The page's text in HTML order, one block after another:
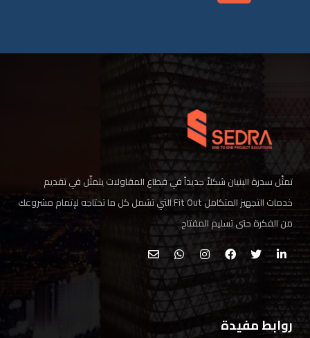
تمثّل سدرة البنيان شكلاً جديداً في قطاع المقاولات يتمثّل في تقديم
خدمات التجهيز المتكامل Fit Out التي تشمل كل ما تحتاجه لإتمام مشروعك
من الفكرة حتى تسليم المفتاح
روابط مفيدة